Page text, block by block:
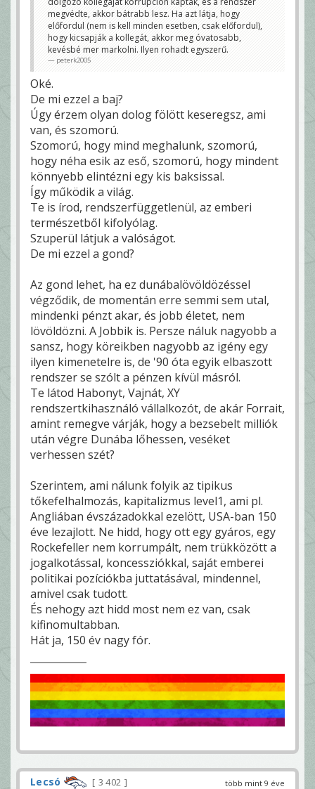
megvédte, akkor bátrabb lesz. Ha azt látja, hogy
előfordul (nem is kell minden esetben, csak előfordul),
hogy kicsapják a kollegát, akkor meg óvatosabb,
kevésbé mer markolni. Ilyen rohadt egyszerű.
peterk2005
Oké.
De mi ezzel a baj?
Úgy érzem olyan dolog fölött keseregsz, ami
van, és szomorú.
Szomorú, hogy mind meghalunk, szomorú,
hogy néha esik az eső, szomorú, hogy mindent
könnyebb elintézni egy kis baksissal.
Így működik a világ.
Te is írod, rendszerfüggetlenül, az emberi
természetből kifolyólag.
Szuperül látjuk a valóságot.
De mi ezzel a gond?
Az gond lehet, ha ez dunábalövöldözéssel
végződik, de momentán erre semmi sem utal,
mindenki pénzt akar, és jobb életet, nem
lövöldözni. A Jobbik is. Persze náluk nagyobb a
sansz, hogy köreikben nagyobb az igény egy
ilyen kimenetelre is, de '90 óta egyik elbaszott
rendszer se szólt a pénzen kívül másról.
Te látod Habonyt, Vajnát, XY
rendszertkihasználó vállalkozót, de akár Forrait,
amint remegve várják, hogy a bezsebelt milliók
után végre Dunába lőhessen, veséket
verhessen szét?
Szerintem, ami nálunk folyik az tipikus
tőkefelhalmozás, kapitalizmus level1, ami pl.
Angliában évszázadokkal ezelött, USA-ban 150
éve lezajlott. Ne hidd, hogy ott egy gyáros, egy
Rockefeller nem korrumpált, nem trükközött a
jogalkotással, koncessziókkal, saját emberei
politikai pozíciókba juttatásával, mindennel,
amivel csak tudott.
És nehogy azt hidd most nem ez van, csak
kifinomultabban.
Hát ja, 150 év nagy fór.
több mint 9 éve
Lecsó
3 402